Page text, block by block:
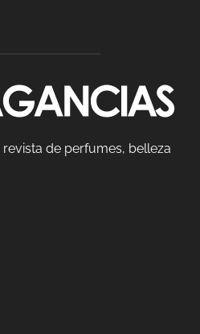
de perfumes, belleza